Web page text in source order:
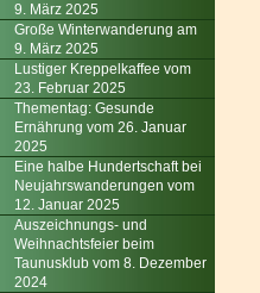
9. März 2025
Große Winterwanderung am
9. März 2025
Lustiger Kreppelkaffee vom
23. Februar 2025
Thementag: Gesunde
Ernährung vom 26. Januar
2025
Eine halbe Hundertschaft bei
Neujahrswanderungen vom
12. Januar 2025
Auszeichnungs- und
Weihnachtsfeier beim
Taunusklub vom 8. Dezember
2024